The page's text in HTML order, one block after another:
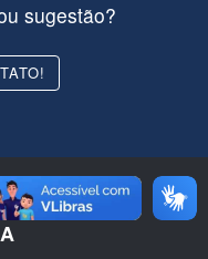
sugestão?